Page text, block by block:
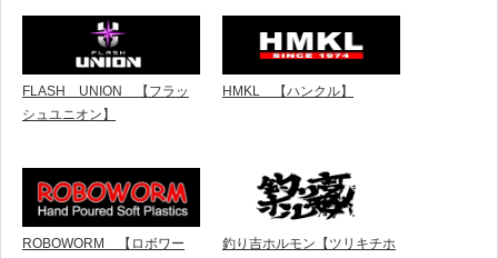
FLASH UNION 【フラッ
シュユニオン】
HMKL 【ハンクル】
ROBOWORM 【ロボワー
釣り吉ホルモン【ツリキチホ